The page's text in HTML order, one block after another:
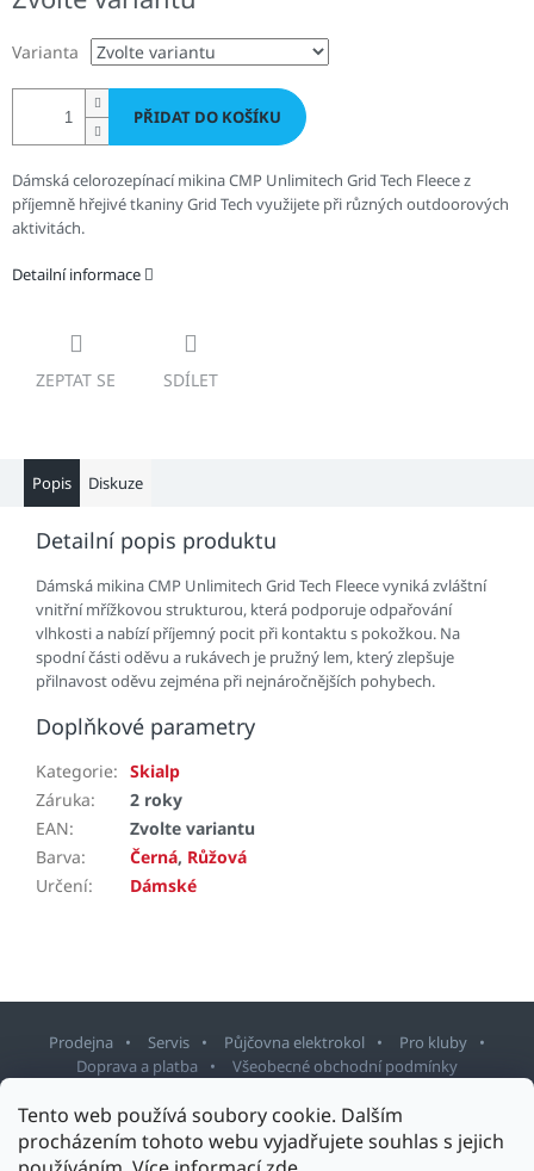
Tento web používá soubory cookie. Dalším
procházením tohoto webu vyjadřujete souhlas s jejich
Varianta
PŘIDAT DO KOŠÍKU
Dámská celorozepínací mikina CMP Unlimitech Grid Tech Fleece z
příjemně hřejivé tkaniny Grid Tech využijete při různých outdoorových
aktivitách.
Detailní informace
ZEPTAT SE SDÍLET
Popis Diskuze
Detailní popis produktu
Dámská mikina CMP Unlimitech Grid Tech Fleece vyniká zvláštní
vnitřní mřížkovou strukturou, která podporuje odpařování
vlhkosti a nabízí příjemný pocit při kontaktu s pokožkou. Na
spodní části oděvu a rukávech je pružný lem, který zlepšuje
přilnavost oděvu zejména při nejnáročnějších pohybech.
Doplňkové parametry
Kategorie: Skialp
Záruka:
2 roky
EAN:
Zvolte variantu
Barva: Černá, Růžová
Určení: Dámské
Prodejna Servis Půjčovna elektrokol
Pro kluby
Doprava a platba
Všeobecné obchodní podmínky